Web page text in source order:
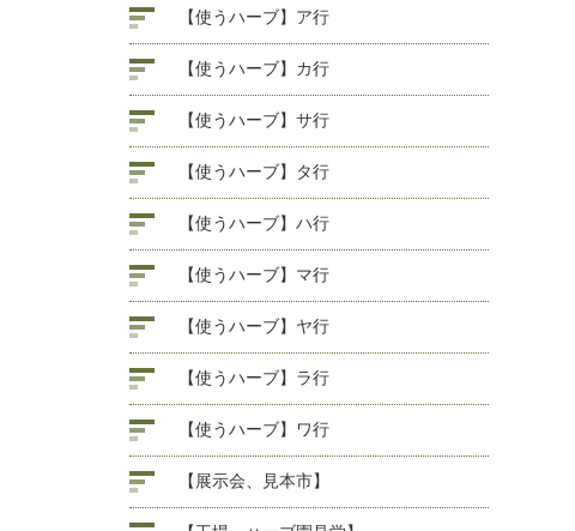
【使うハーブ】ア行
【使うハーブ】カ行
【使うハーブ】サ行
【使うハーブ】タ行
【使うハーブ】ハ行
【使うハーブ】マ行
【使うハーブ】ヤ行
【使うハーブ】ラ行
【使うハーブ】ワ行
【展示会、見本市】